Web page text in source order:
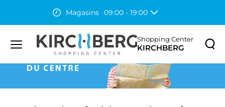
Magasins 09:00 - 19:00
Restaurants 07:30 - 23:00
Auchan 08:00 - 20:00
Menu
principal
Shopping Center
KIRCHBERG
Rechercher
la
Plan du Kirchberg Shopping Center